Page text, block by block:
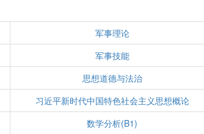
军事理论
军事技能
思想道德与法治
习近平新时代中国特色社会主义思想概论
数学分析(B1)